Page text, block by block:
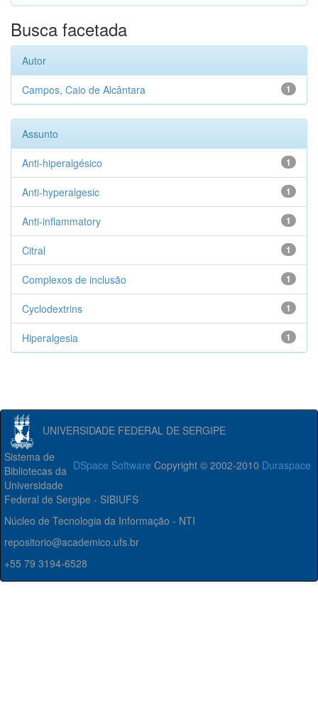
Busca facetada
Autor
1
Campos, Caio de Alcântara
Assunto
1
Anti-hiperalgésico
1
Anti-hyperalgesic
1
Anti-inflammatory
1
Citral
1
Complexos de inclusão
1
Cyclodextrins
1
Hiperalgesia
UNIVERSIDADE FEDERAL DE SERGIPE
DSpace Software Copyright © 2002-2010 Duraspace
Sistema de
Bibliotecas da
Universidade
Federal de Sergipe - SIBIUFS
Núcleo de Tecnologia da Informação - NTI
repositorio@academico.ufs.br
+55 79 3194-6528